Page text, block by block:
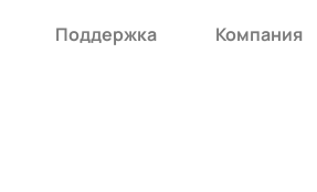
Поддержка Компания